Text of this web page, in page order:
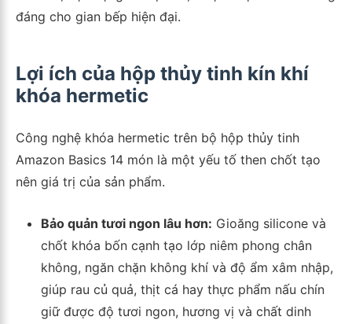
đáng cho gian bếp hiện đại.
Lợi ích của hộp thủy tinh kín khí
khóa hermetic
Công nghệ khóa hermetic trên bộ hộp thủy tinh
Amazon Basics 14 món là một yếu tố then chốt tạo
nên giá trị của sản phẩm.
Bảo quản tươi ngon lâu hơn: Gioăng silicone và
chốt khóa bốn cạnh tạo lớp niêm phong chân
không, ngăn chặn không khí và độ ẩm xâm nhập,
giúp rau củ quả, thịt cá hay thực phẩm nấu chín
giữ được độ tươi ngon, hương vị và chất dinh